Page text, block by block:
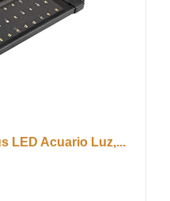
LED Acuario Luz,...